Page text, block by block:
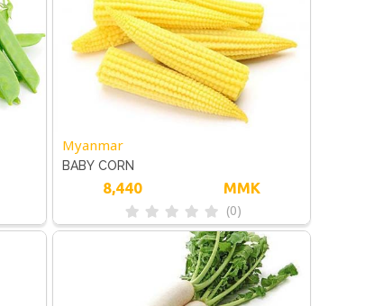
Myanmar
BABY CORN
8,440 MMK
(0)